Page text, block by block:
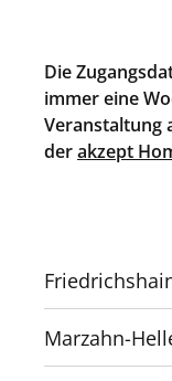
Die
immer eine
Veranstaltung
derakzept
Marzahn-